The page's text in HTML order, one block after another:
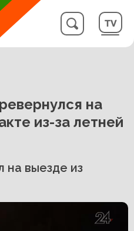
на
из-за летней
на выезде из